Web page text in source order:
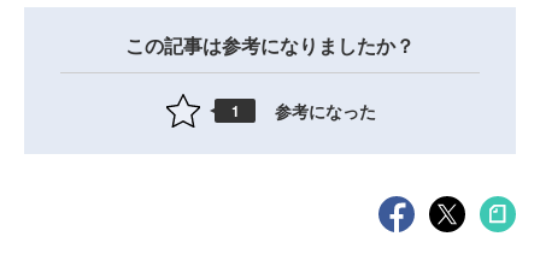
この記事は参考になりましたか？
1 参考になった